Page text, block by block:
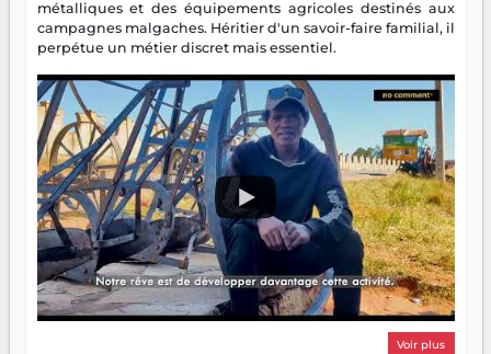
métalliques et des équipements agricoles destinés aux
campagnes malgaches. Héritier d'un savoir-faire familial, il
perpétue un métier discret mais essentiel.
Voir plus